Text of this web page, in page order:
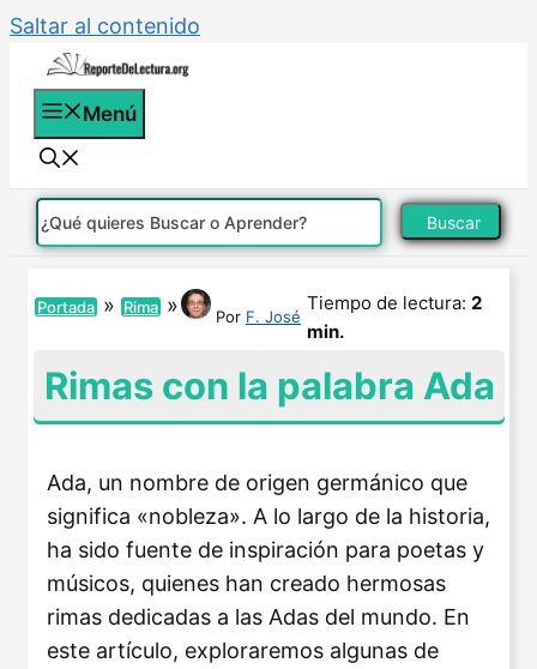
Saltar al contenido
Menú
Buscar
Portada » Rima » Por F. José
Tiempo de lectura: 2
min.
Rimas con la palabra Ada
Ada, un nombre de origen germánico que
significa «nobleza». A lo largo de la historia,
ha sido fuente de inspiración para poetas y
músicos, quienes han creado hermosas
rimas dedicadas a las Adas del mundo. En
este artículo, exploraremos algunas de